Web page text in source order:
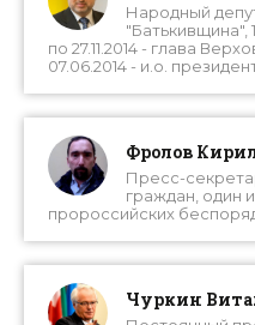
Народный
"Батькивщина",
по 27.11.2014 - глава
07.06.2014 - и.о.
Фролов
Пресс-
граждан, один
пророссийских
Чуркин